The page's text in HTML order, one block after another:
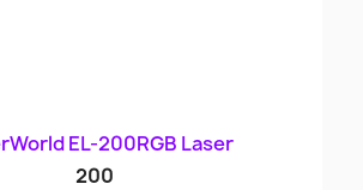
EL-200RGB Laser
200